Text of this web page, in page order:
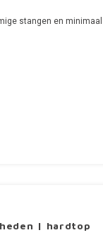
stangen en
| hardtop